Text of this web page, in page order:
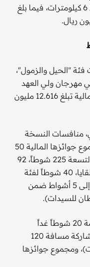
مسافة 144 كيلومترا، مسافة كل شوط 6 كيلومترات، فيما بلغ
"الحيل والزمول"،
مهرجان ولي العهد
للهجن، ويختتم بعد غدٍ الجمعة بجوائز مالية تبلغ 12.616 مليون
منافسات النسخة
السابعة من المهرجان التي يتجاوز مجموع جوائزها المالية 50
مليون ريال، حيث أقيم على مدى الأيام التسعة 225 شوطاً، 92
شوطاً لفئة الحقايق، 64 شوطاً لفئة اللقايا، 40 شوطاً لفئة
الجذاع، و24 شوطاً لفئة الثنايا، إضافة إلى 5 أشواط ضمن
وتشهد منافسات "الحيل والزمول" إقامة 20 شوطاً غداً
الخميس، تقطع من خلالها المطايا المشاركة مسافة 120
كل شوط 6 كيلومترات)، ومجموع جوائزها